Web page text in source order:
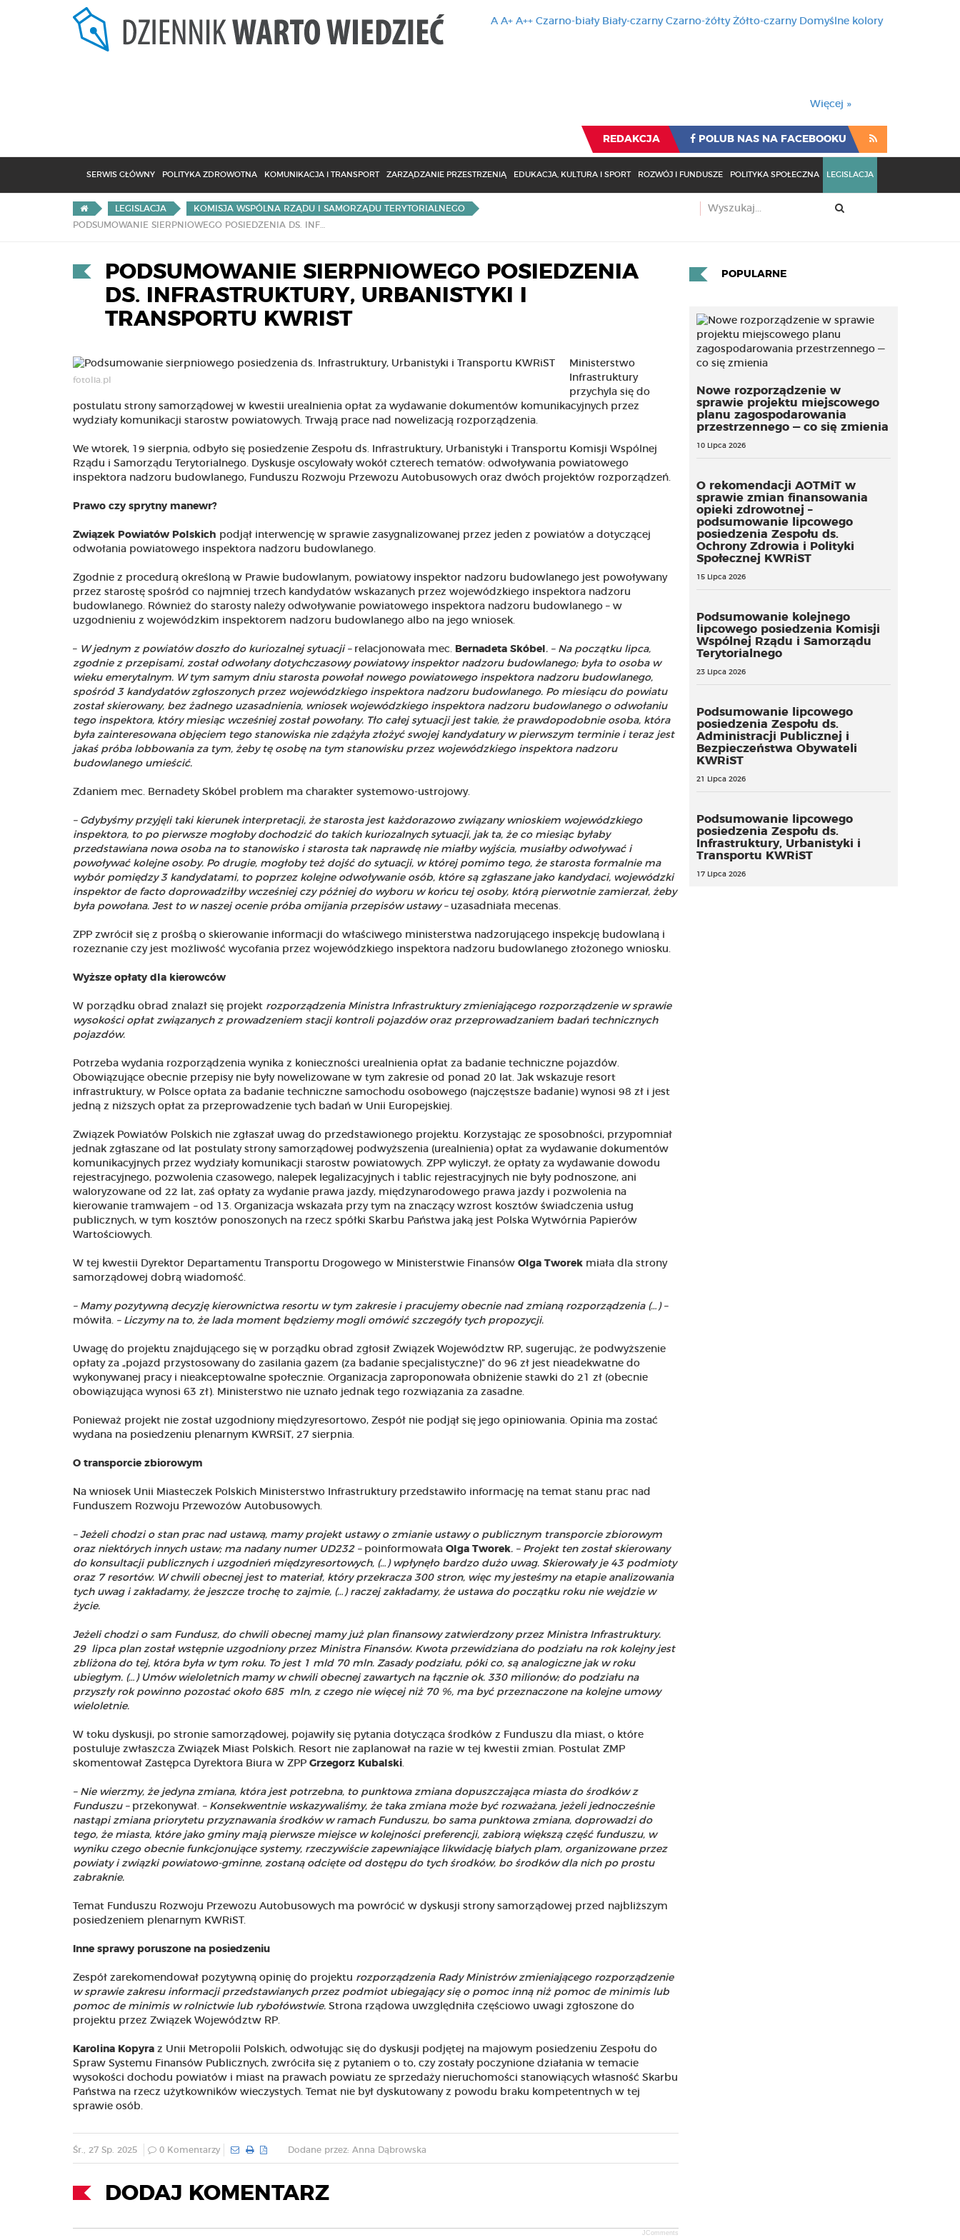
A A+ A++ Czarno-biały Biały-czarny Czarno-żółty Żółto-czarny Domyślne kolory
Więcej »
REDAKCJA POLUB NAS NA FACEBOOKU
SERWIS GŁÓWNY POLITYKA ZDROWOTNA KOMUNIKACJA I TRANSPORT ZARZĄDZANIE PRZESTRZENIĄ EDUKACJA, KULTURA I SPORT ROZWÓJ I FUNDUSZE POLITYKA SPOŁECZNA LEGISLACJA
LEGISLACJA
KOMISJA WSPÓLNA RZĄDU I SAMORZĄDU TERYTORIALNEGO
PODSUMOWANIE SIERPNIOWEGO POSIEDZENIA
DS. INFRASTRUKTURY, URBANISTYKI I
TRANSPORTU KWRIST
fotolia.pl
Ministerstwo
Infrastruktury
przychyla się do
postulatu strony samorządowej w kwestii urealnienia opłat za wydawanie dokumentów komunikacyjnych przez
wydziały komunikacji starostw powiatowych. Trwają prace nad nowelizacją rozporządzenia.
We wtorek, 19 sierpnia, odbyło się posiedzenie Zespołu ds. Infrastruktury, Urbanistyki i Transportu Komisji Wspólnej
Rządu i Samorządu Terytorialnego. Dyskusje oscylowały wokół czterech tematów: odwoływania powiatowego
inspektora nadzoru budowlanego, Funduszu Rozwoju Przewozu Autobusowych oraz dwóch projektów rozporządzeń.
Prawo czy sprytny manewr?
Związek Powiatów Polskich podjął interwencję w sprawie zasygnalizowanej przez jeden z powiatów a dotyczącej
odwołania powiatowego inspektora nadzoru budowlanego.
Zgodnie z procedurą określoną w Prawie budowlanym, powiatowy inspektor nadzoru budowlanego jest powoływany
przez starostę spośród co najmniej trzech kandydatów wskazanych przez wojewódzkiego inspektora nadzoru
budowlanego. Również do starosty należy odwoływanie powiatowego inspektora nadzoru budowlanego – w
uzgodnieniu z wojewódzkim inspektorem nadzoru budowlanego albo na jego wniosek.
– W jednym z powiatów doszło do kuriozalnej sytuacji – relacjonowała mec. Bernadeta Skóbel . – Na początku lipca,
zgodnie z przepisami, został odwołany dotychczasowy powiatowy inspektor nadzoru budowlanego; była to osoba w
wieku emerytalnym. W tym samym dniu starosta powołał nowego powiatowego inspektora nadzoru budowlanego,
spośród 3 kandydatów zgłoszonych przez wojewódzkiego inspektora nadzoru budowlanego. Po miesiącu do powiatu
został skierowany, bez żadnego uzasadnienia, wniosek wojewódzkiego inspektora nadzoru budowlanego o odwołaniu
tego inspektora, który miesiąc wcześniej został powołany. Tło całej sytuacji jest takie, że prawdopodobnie osoba, która
była zainteresowana objęciem tego stanowiska nie zdążyła złożyć swojej kandydatury w pierwszym terminie i teraz jest
jakaś próba lobbowania za tym, żeby tę osobę na tym stanowisku przez wojewódzkiego inspektora nadzoru
budowlanego umieścić.
Zdaniem mec. Bernadety Skóbel problem ma charakter systemowo-ustrojowy.
–Gdybyśmy przyjęli taki kierunek interpretacji, że starosta jest każdorazowo związany wnioskiem wojewódzkiego
inspektora, to po pierwsze mogłoby dochodzić do takich kuriozalnych sytuacji, jak ta, że co miesiąc byłaby
przedstawiana nowa osoba na to stanowisko i starosta tak naprawdę nie miałby wyjścia, musiałby odwoływać i
powoływać kolejne osoby. Po drugie, mogłoby też dojść do sytuacji, w której pomimo tego, że starosta formalnie ma
wybór pomiędzy 3 kandydatami, to poprzez kolejne odwoływanie osób, które są zgłaszane jako kandydaci, wojewódzki
inspektor de facto doprowadziłby wcześniej czy później do wyboru w końcu tej osoby, którą pierwotnie zamierzał, żeby
była powołana. Jest to w naszej ocenie próba omijania przepisów ustawy – uzasadniała mecenas.
ZPP zwrócił się z prośbą o skierowanie informacji do właściwego ministerstwa nadzorującego inspekcję budowlaną i
rozeznanie czy jest możliwość wycofania przez wojewódzkiego inspektora nadzoru budowlanego złożonego wniosku.
Wyższe opłaty dla kierowców
W porządku obrad znalazł się projekt rozporządzenia Ministra Infrastruktury zmieniającego rozporządzenie w sprawie
wysokości opłat związanych z prowadzeniem stacji kontroli pojazdów oraz przeprowadzaniem badań technicznych
pojazdów.
Potrzeba wydania rozporządzenia wynika z konieczności urealnienia opłat za badanie techniczne pojazdów.
Obowiązujące obecnie przepisy nie były nowelizowane w tym zakresie od ponad 20 lat. Jak wskazuje resort
infrastruktury, w Polsce opłata za badanie techniczne samochodu osobowego (najczęstsze badanie) wynosi 98 zł i jest
jedną z niższych opłat za przeprowadzenie tych badań w Unii Europejskiej.
Związek Powiatów Polskich nie zgłaszał uwag do przedstawionego projektu. Korzystając ze sposobności, przypomniał
jednak zgłaszane od lat postulaty strony samorządowej podwyższenia (urealnienia) opłat za wydawanie dokumentów
komunikacyjnych przez wydziały komunikacji starostw powiatowych. ZPP wyliczył, że opłaty za wydawanie dowodu
rejestracyjnego, pozwolenia czasowego, nalepek legalizacyjnych i tablic rejestracyjnych nie były podnoszone, ani
waloryzowane od 22 lat, zaś opłaty za wydanie prawa jazdy, międzynarodowego prawa jazdy i pozwolenia na
kierowanie tramwajem – od 13. Organizacja wskazała przy tym na znaczący wzrost kosztów świadczenia usług
publicznych, w tym kosztów ponoszonych na rzecz spółki Skarbu Państwa jaką jest Polska Wytwórnia Papierów
Wartościowych.
W tej kwestii Dyrektor Departamentu Transportu Drogowego w Ministerstwie Finansów Olga Tworek miała dla strony
samorządowej dobrą wiadomość.
– Mamy pozytywną decyzję kierownictwa resortu w tym zakresie i pracujemy obecnie nad zmianą rozporządzenia (…) –
mówiła. – Liczymy na to, że lada moment będziemy mogli omówić szczegóły tych propozycji.
Uwagę do projektu znajdującego się w porządku obrad zgłosił Związek Województw RP, sugerując, że podwyższenie
opłaty za „pojazd przystosowany do zasilania gazem (za badanie specjalistyczne)” do 96 zł jest nieadekwatne do
wykonywanej pracy i nieakceptowalne społecznie. Organizacja zaproponowała obniżenie stawki do 21 zł (obecnie
obowiązująca wynosi 63 zł). Ministerstwo nie uznało jednak tego rozwiązania za zasadne.
Ponieważ projekt nie został uzgodniony międzyresortowo, Zespół nie podjął się jego opiniowania. Opinia ma zostać
wydana na posiedzeniu plenarnym KWRSiT, 27 sierpnia.
O transporcie zbiorowym
Na wniosek Unii Miasteczek Polskich Ministerstwo Infrastruktury przedstawiło informację na temat stanu prac nad
Funduszem Rozwoju Przewozów Autobusowych.
–Jeżeli chodzi o stan prac nad ustawą, mamy projekt ustawy o zmianie ustawy o publicznym transporcie zbiorowym
oraz niektórych innych ustaw; ma nadany numer UD232 – poinformowała Olga Tworek. – Projekt ten został skierowany
do konsultacji publicznych i uzgodnień międzyresortowych, (…) wpłynęło bardzo dużo uwag. Skierowały je 43 podmioty
oraz 7 resortów. W chwili obecnej jest to materiał, który przekracza 300 stron, więc my jesteśmy na etapie analizowania
tych uwag i zakładamy, że jeszcze trochę to zajmie, (…) raczej zakładamy, że ustawa do początku roku nie wejdzie w
życie.
Jeżeli chodzi o sam Fundusz, do chwili obecnej mamy już plan finansowy zatwierdzony przez Ministra Infrastruktury.
29 lipca plan został wstępnie uzgodniony przez Ministra Finansów. Kwota przewidziana do podziału na rok kolejny jest
zbliżona do tej, która była w tym roku. To jest 1 mld 70 mln. Zasady podziału, póki co, są analogiczne jak w roku
ubiegłym. (…) Umów wieloletnich mamy w chwili obecnej zawartych na łącznie ok. 330 milionów; do podziału na
przyszły rok powinno pozostać około 685 mln, z czego nie więcej niż 70 %, ma być przeznaczone na kolejne umowy
wieloletnie.
W toku dyskusji, po stronie samorządowej, pojawiły się pytania dotycząca środków z Funduszu dla miast, o które
postuluje zwłaszcza Związek Miast Polskich. Resort nie zaplanował na razie w tej kwestii zmian. Postulat ZMP
skomentował Zastępca Dyrektora Biura w ZPP Grzegorz Kubalski.
– Nie wierzmy, że jedyna zmiana, która jest potrzebna, to punktowa zmiana dopuszczająca miasta do środków z
Funduszu – przekonywał. – Konsekwentnie wskazywaliśmy, że taka zmiana może być rozważana, jeżeli jednocześnie
nastąpi zmiana priorytetu przyznawania środków w ramach Funduszu, bo sama punktowa zmiana, doprowadzi do
tego, że miasta, które jako gminy mają pierwsze miejsce w kolejności preferencji, zabiorą większą część funduszu, w
wyniku czego obecnie funkcjonujące systemy, rzeczywiście zapewniające likwidację białych plam, organizowane przez
powiaty i związki powiatowo-gminne, zostaną odcięte od dostępu do tych środków, bo środków dla nich po prostu
zabraknie.
Temat Funduszu Rozwoju Przewozu Autobusowych ma powrócić w dyskusji strony samorządowej przed najbliższym
posiedzeniem plenarnym KWRiST.
Inne sprawy poruszone na posiedzeniu
Zespół zarekomendował pozytywną opinię do projektu rozporządzenia Rady Ministrów zmieniającego rozporządzenie
w sprawie zakresu informacji przedstawianych przez podmiot ubiegający się o pomoc inną niż pomoc de minimis lub
pomoc de minimis w rolnictwie lub rybołówstwie. Strona rządowa uwzględniła częściowo uwagi zgłoszone do
projektu przez Związek Województw RP.
Karolina Kopyra z Unii Metropolii Polskich, odwołując się do dyskusji podjętej na majowym posiedzeniu Zespołu do
Spraw Systemu Finansów Publicznych, zwróciła się z pytaniem o to, czy zostały poczynione działania w temacie
wysokości dochodu powiatów i miast na prawach powiatu ze sprzedaży nieruchomości stanowiących własność Skarbu
Państwa na rzecz użytkowników wieczystych. Temat nie był dyskutowany z powodu braku kompetentnych w tej
sprawie osób.
Śr., 27 Sp. 2025 0 Komentarzy Dodane przez: Anna Dąbrowska
DODAJ KOMENTARZ
JComments
POPULARNE
Nowe rozporządzenie w
sprawie projektu miejscowego
planu zagospodarowania
przestrzennego — co się zmienia
10 Lipca 2026
O rekomendacji AOTMiT w
sprawie zmian finansowania
opieki zdrowotnej –
podsumowanie lipcowego
posiedzenia Zespołu ds.
Ochrony Zdrowia i Polityki
Społecznej KWRiST
15 Lipca 2026
Podsumowanie kolejnego
lipcowego posiedzenia Komisji
Wspólnej Rządu i Samorządu
Terytorialnego
23 Lipca 2026
Podsumowanie lipcowego
posiedzenia Zespołu ds.
Administracji Publicznej i
Bezpieczeństwa Obywateli
KWRiST
21 Lipca 2026
Podsumowanie lipcowego
posiedzenia Zespołu ds.
Infrastruktury, Urbanistyki i
Transportu KWRiST
17 Lipca 2026